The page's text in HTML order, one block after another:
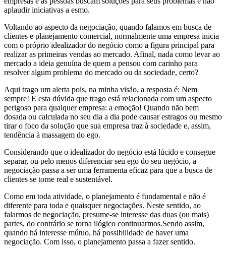
aplaudir iniciativas a esmo.
Voltando ao aspecto da negociação, quando falamos em busca de
clientes e planejamento comercial, normalmente uma empresa inicia
com o próprio idealizador do negócio como a figura principal para
realizar as primeiras vendas ao mercado. Afinal, nada como levar ao
mercado a ideia genuína de quem a pensou com carinho para
resolver algum problema do mercado ou da sociedade, certo?
Aqui trago um alerta pois, na minha visão, a resposta é: Nem
sempre! E esta dúvida que trago está relacionada com um aspecto
perigoso para qualquer empresa: a emoção! Quando não bem
dosada ou calculada no seu dia a dia pode causar estragos ou mesmo
tirar o foco da solução que sua empresa traz à sociedade e, assim,
tendência à massagem do ego.
Considerando que o idealizador do negócio está lúcido e consegue
separar, ou pelo menos diferenciar seu ego do seu negócio, a
negociação passa a ser uma ferramenta eficaz para que a busca de
clientes se torne real e sustentável.
Como em toda atividade, o planejamento é fundamental e não é
diferente para toda e quaisquer negociações. Neste sentido, ao
falarmos de negociação, presume-se interesse das duas (ou mais)
partes, do contrário se torna ilógico continuarmos.Sendo assim,
quando há interesse mútuo, há possibilidade de haver uma
negociação. Com isso, o planejamento passa a fazer sentido.